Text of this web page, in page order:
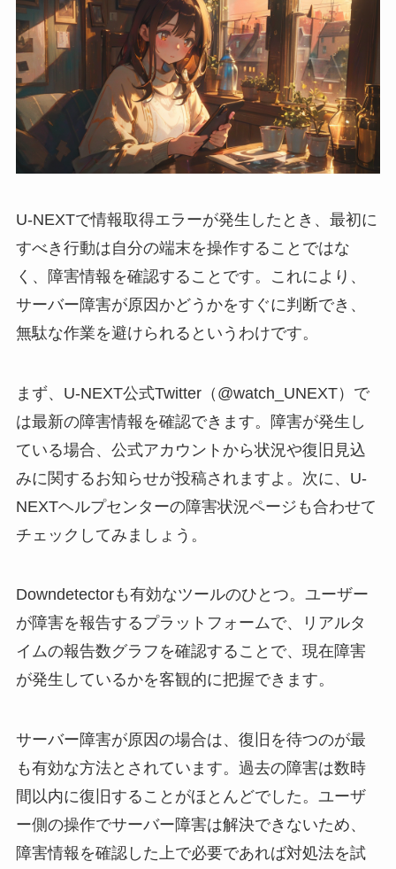
U-NEXTで情報取得エラーが発生したとき、最初に
すべき行動は自分の端末を操作することではな
く、障害情報を確認することです。これにより、
サーバー障害が原因かどうかをすぐに判断でき、
無駄な作業を避けられるというわけです。
まず、U-NEXT公式Twitter（@watch_UNEXT）で
は最新の障害情報を確認できます。障害が発生し
ている場合、公式アカウントから状況や復旧見込
みに関するお知らせが投稿されますよ。次に、U-
NEXTヘルプセンターの障害状況ページも合わせて
チェックしてみましょう。
Downdetectorも有効なツールのひとつ。ユーザー
が障害を報告するプラットフォームで、リアルタ
イムの報告数グラフを確認することで、現在障害
が発生しているかを客観的に把握できます。
サーバー障害が原因の場合は、復旧を待つのが最
も有効な方法とされています。過去の障害は数時
間以内に復旧することがほとんどでした。ユーザ
ー側の操作でサーバー障害は解決できないため、
障害情報を確認した上で必要であれば対処法を試